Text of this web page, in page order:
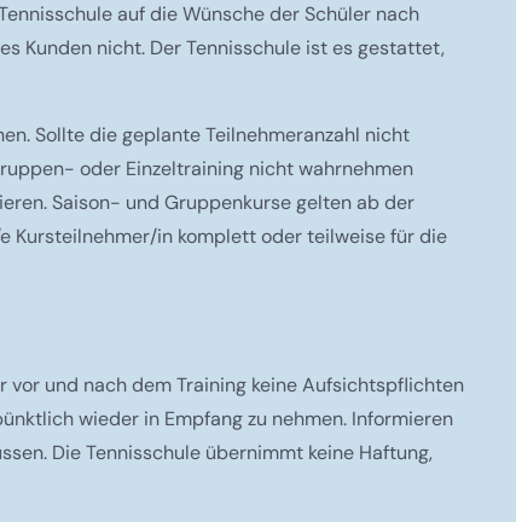
auf die Wünsche der Schüler nach
Kunden nicht. Der Tennisschule ist es gestattet,
Sollte die geplante Teilnehmeranzahl nicht
oder Einzeltraining nicht wahrnehmen
Saison- und Gruppenkurse gelten ab der
Kursteilnehmer/in komplett oder teilweise für die
und nach dem Training keine Aufsichtspflichten
wieder in Empfang zu nehmen. Informieren
Die Tennisschule übernimmt keine Haftung,